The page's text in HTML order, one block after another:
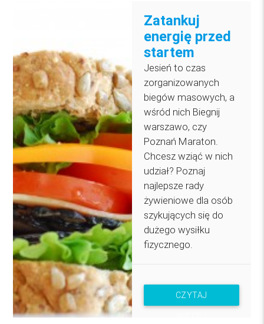
Zatankuj
energię przed
startem
Jesień to czas
zorganizowanych
biegów masowych, a
wśród nich Biegnij
warszawo, czy
Poznań Maraton.
Chcesz wziąć w nich
udział? Poznaj
najlepsze rady
żywieniowe dla osób
szykujących się do
dużego wysiłku
fizycznego.
CZYTAJ